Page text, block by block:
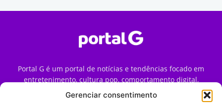
Gerenciar consentimento
Portal G é um portal de notícias e tendências focado em
entretenimento, cultura pop, comportamento digital,
streaming, games e iniciativas de marca que impactam a
forma como o público vive e consome internet no Brasil.